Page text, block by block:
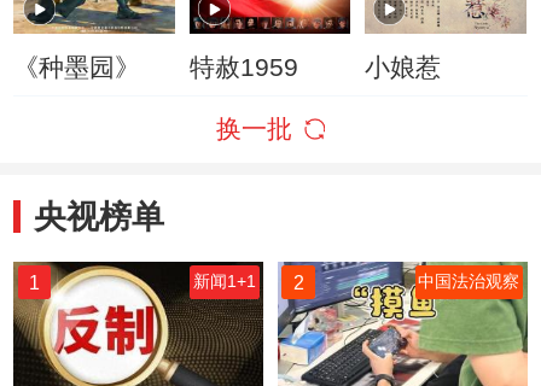
《种墨园》 特赦1959 小娘惹
换一批
央视榜单
1 新闻1+1 2 中国法治观察